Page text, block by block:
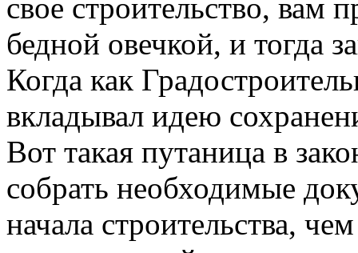
свое строительство, вам
бедной овечкой, и тогда
Когда как
вкладывал идею
Вот такая путаница в
собрать необходимые
начала строительства,